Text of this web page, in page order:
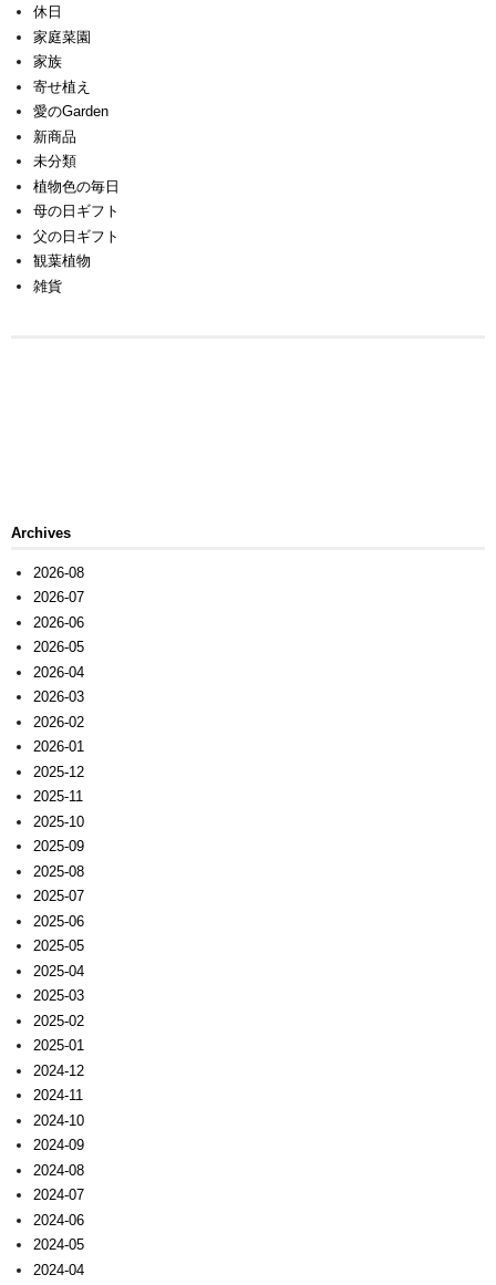
休日
家庭菜園
家族
寄せ植え
愛のGarden
新商品
未分類
植物色の毎日
母の日ギフト
父の日ギフト
観葉植物
雑貨
Archives
2026-08
2026-07
2026-06
2026-05
2026-04
2026-03
2026-02
2026-01
2025-12
2025-11
2025-10
2025-09
2025-08
2025-07
2025-06
2025-05
2025-04
2025-03
2025-02
2025-01
2024-12
2024-11
2024-10
2024-09
2024-08
2024-07
2024-06
2024-05
2024-04